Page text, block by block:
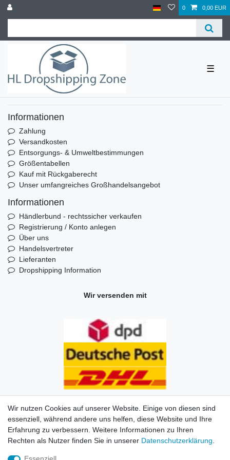
0 0,00 EUR
☰
Informationen
Zahlung
Versandkosten
Entsorgungs- & Umweltbestimmungen
Größentabellen
Kauf mit Rückgaberecht
Unser umfangreiches Großhandelsangebot
Informationen
Händlerbund - rechtssicher verkaufen
Registrierung / Konto anlegen
Über uns
Handelsvertreter
Lieferanten
Dropshipping Information
Wir versenden mit
Impressum Daten­schutz­erklärung AGB Kontakt
Wir nutzen Cookies auf unserer Website. Einige von diesen sind
essenziell, während andere uns helfen, diese Website und Ihre
Erfahrung zu verbessern. Weitere Informationen zu Ihren
Rechten als Nutzer finden Sie in unserer Daten­schutz­erklärung